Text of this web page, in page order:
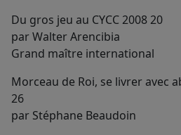
Du gros jeu au CYCC 2008 20
par Walter Arencibia
Grand maître international
Morceau de Roi, se livrer avec
26
par Stéphane Beaudoin